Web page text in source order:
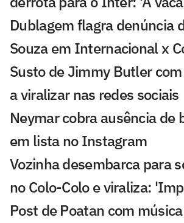
Dublagem flagra denúncia
Souza em Internacional x
Susto de Jimmy Butler
a viralizar nas redes sociais
Neymar cobra ausência de
em lista no Instagram
Vozinha desembarca para
no Colo-Colo e viraliza:
Post de Poatan com